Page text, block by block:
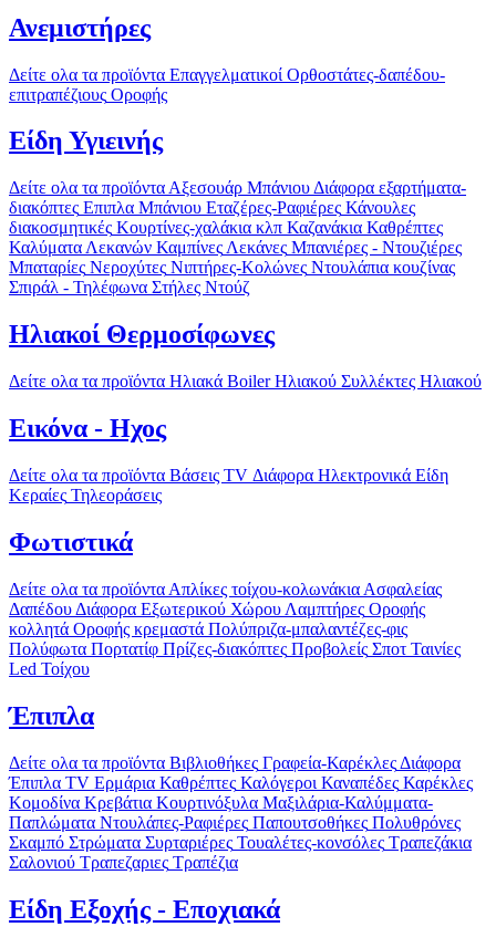
Ανεμιστήρες
Δείτε ολα τα προϊόντα Επαγγελματικοί Ορθοστάτες-δαπέδου-
επιτραπέζιους Οροφής
Είδη Υγιεινής
Δείτε ολα τα προϊόντα Αξεσουάρ Μπάνιου Διάφορα εξαρτήματα-
διακόπτες Επιπλα Μπάνιου Εταζέρες-Ραφιέρες Κάνουλες
διακοσμητικές Κουρτίνες-χαλάκια κλπ Καζανάκια Καθρέπτες
Καλύματα Λεκανών Καμπίνες Λεκάνες Μπανιέρες - Ντουζιέρες
Μπαταρίες Νεροχύτες Νιπτήρες-Κολώνες Ντουλάπια κουζίνας
Σπιράλ - Τηλέφωνα Στήλες Ντούζ
Ηλιακοί Θερμοσίφωνες
Δείτε ολα τα προϊόντα Ηλιακά Boiler Ηλιακού Συλλέκτες Ηλιακού
Εικόνα - Ηχος
Δείτε ολα τα προϊόντα Βάσεις TV Διάφορα Ηλεκτρονικά Είδη
Κεραίες Τηλεοράσεις
Φωτιστικά
Δείτε ολα τα προϊόντα Απλίκες τοίχου-κολωνάκια Ασφαλείας
Δαπέδου Διάφορα Εξωτερικού Χώρου Λαμπτήρες Οροφής
κολλητά Οροφής κρεμαστά Πολύπριζα-μπαλαντέζες-φις
Πολύφωτα Πορτατίφ Πρίζες-διακόπτες Προβολείς Σποτ Ταινίες
Led Τοίχου
Έπιπλα
Δείτε ολα τα προϊόντα Βιβλιοθήκες Γραφεία-Καρέκλες Διάφορα
Έπιπλα TV Ερμάρια Καθρέπτες Καλόγεροι Καναπέδες Καρέκλες
Κομοδίνα Κρεβάτια Κουρτινόξυλα Μαξιλάρια-Καλύμματα-
Παπλώματα Ντουλάπες-Ραφιέρες Παπουτσοθήκες Πολυθρόνες
Σκαμπό Στρώματα Συρταριέρες Τουαλέτες-κονσόλες Τραπεζάκια
Σαλονιού Τραπεζαριες Τραπέζια
Είδη Εξοχής - Εποχιακά